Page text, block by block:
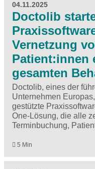
04.11.2025
Doctolib
Vernetzung
Patient:innen
gesamten
Doctolib, eines der
Unternehmen
gestützte
One-Lösung, die alle
Terminbuchung,
5 Min